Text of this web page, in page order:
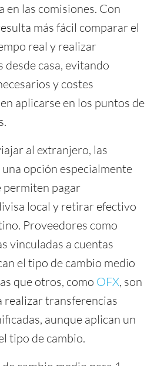
en las comisiones. Con
más fácil comparar el
real y realizar
desde casa, evitando
y costes
aplicarse en los puntos de
al extranjero, las
opción especialmente
permiten pagar
local y retirar efectivo
Proveedores como
vinculadas a cuentas
el tipo de cambio medio
que otros, como OFX, son
realizar transferencias
aunque aplican un
tipo de cambio.